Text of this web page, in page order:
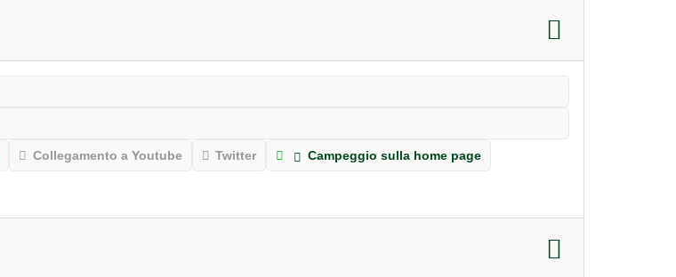
Collegamento a Youtube Twitter Campeggio sulla home page